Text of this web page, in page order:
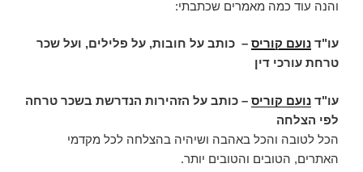
והנה עוד כמה מאמרים שכתבתי:
עו"ד נועם קוריס – כותב על חובות, על פלילים, ועל שכר
טרחת עורכי דין
עו"ד נועם קוריס – כותב על הזהירות הנדרשת בשכר טרחה
לפי הצלחה
הכל לטובה והכל באהבה ושיהיה בהצלחה לכל מקדמי
האתרים, הטובים והטובים יותר.